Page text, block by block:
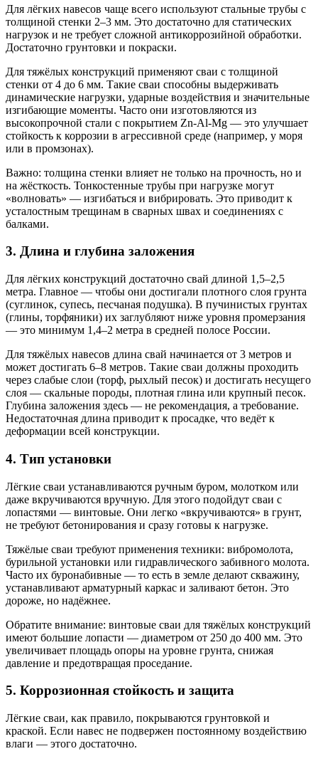
Для лёгких навесов чаще всего используют стальные трубы с
толщиной стенки 2–3 мм. Это достаточно для статических
нагрузок и не требует сложной антикоррозийной обработки.
Достаточно грунтовки и покраски.
Для тяжёлых конструкций применяют сваи с толщиной
стенки от 4 до 6 мм. Такие сваи способны выдерживать
динамические нагрузки, ударные воздействия и значительные
изгибающие моменты. Часто они изготовляются из
высокопрочной стали с покрытием Zn-Al-Mg — это улучшает
стойкость к коррозии в агрессивной среде (например, у моря
или в промзонах).
Важно: толщина стенки влияет не только на прочность, но и
на жёсткость. Тонкостенные трубы при нагрузке могут
«волновать» — изгибаться и вибрировать. Это приводит к
усталостным трещинам в сварных швах и соединениях с
балками.
3. Длина и глубина заложения
Для лёгких конструкций достаточно свай длиной 1,5–2,5
метра. Главное — чтобы они достигали плотного слоя грунта
(суглинок, супесь, песчаная подушка). В пучинистых грунтах
(глины, торфяники) их заглубляют ниже уровня промерзания
— это минимум 1,4–2 метра в средней полосе России.
Для тяжёлых навесов длина свай начинается от 3 метров и
может достигать 6–8 метров. Такие сваи должны проходить
через слабые слои (торф, рыхлый песок) и достигать несущего
слоя — скальные породы, плотная глина или крупный песок.
Глубина заложения здесь — не рекомендация, а требование.
Недостаточная длина приводит к просадке, что ведёт к
деформации всей конструкции.
4. Тип установки
Лёгкие сваи устанавливаются ручным буром, молотком или
даже вкручиваются вручную. Для этого подойдут сваи с
лопастями — винтовые. Они легко «вкручиваются» в грунт,
не требуют бетонирования и сразу готовы к нагрузке.
Тяжёлые сваи требуют применения техники: вибромолота,
бурильной установки или гидравлического забивного молота.
Часто их буронабивные — то есть в земле делают скважину,
устанавливают арматурный каркас и заливают бетон. Это
дороже, но надёжнее.
Обратите внимание: винтовые сваи для тяжёлых конструкций
имеют большие лопасти — диаметром от 250 до 400 мм. Это
увеличивает площадь опоры на уровне грунта, снижая
давление и предотвращая проседание.
5. Коррозионная стойкость и защита
Лёгкие сваи, как правило, покрываются грунтовкой и
краской. Если навес не подвержен постоянному воздействию
влаги — этого достаточно.